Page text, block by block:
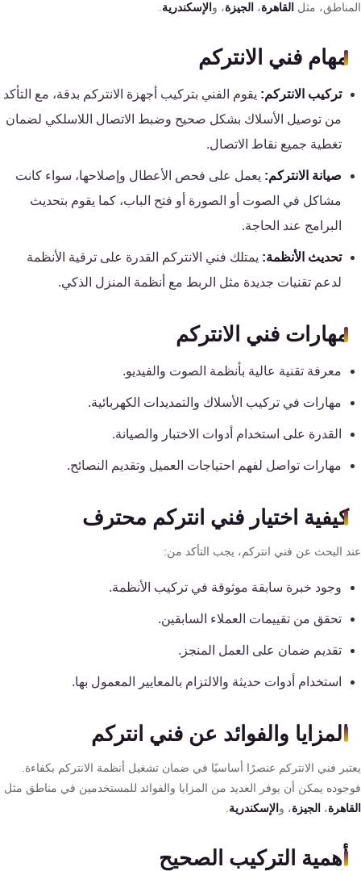
المناطق، مثل القاهرة، الجيزة، و الإسكندرية
مهام فني الانتركم
تركيب الانتركم: يقوم الفني بتركيب أجهزة الانتركم بدقة، مع التأكد
من توصيل الأسلاك بشكل صحيح وضبط الاتصال اللاسلكي لضمان
تغطية جميع نقاط الاتصال.
صيانة الانتركم: يعمل على فحص الأعطال وإصلاحها، سواء كانت
مشاكل في الصوت أو الصورة أو فتح الباب، كما يقوم بتحديث
البرامج عند الحاجة.
تحديث الأنظمة: يمتلك فني الانتركم القدرة على ترقية الأنظمة
لدعم تقنيات جديدة مثل الربط مع أنظمة المنزل الذكي.
مهارات فني الانتركم
معرفة تقنية عالية بأنظمة الصوت والفيديو.
مهارات في تركيب الأسلاك والتمديدات الكهربائية.
القدرة على استخدام أدوات الاختبار والصيانة.
مهارات تواصل لفهم احتياجات العميل وتقديم النصائح.
كيفية اختيار فني انتركم محترف
عند البحث عن فني انتركم، يجب التأكد من:
وجود خبرة سابقة موثوقة في تركيب الأنظمة.
تحقق من تقييمات العملاء السابقين.
تقديم ضمان على العمل المنجز.
استخدام أدوات حديثة والالتزام بالمعايير المعمول بها.
المزايا والفوائد عن فني انتركم
يعتبر فني الانتركم عنصرًا أساسيًا في ضمان تشغيل أنظمة الانتركم بكفاءة.
فوجوده يمكن أن يوفر العديد من المزايا والفوائد للمستخدمين في مناطق مثل
القاهرة، الجيزة، و الإسكندرية
أهمية التركيب الصحيح
للشركات
مراقبة
انتركم
ساوند
سيستم
بصمة
والانصراف
كالون
الباب
الذكي
سنترال
شبكات
سنترال